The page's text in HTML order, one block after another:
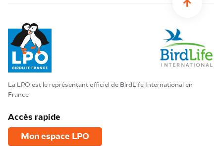
La LPO est le représentant officiel de BirdLife International en
France
Accès rapide
Mon espace LPO